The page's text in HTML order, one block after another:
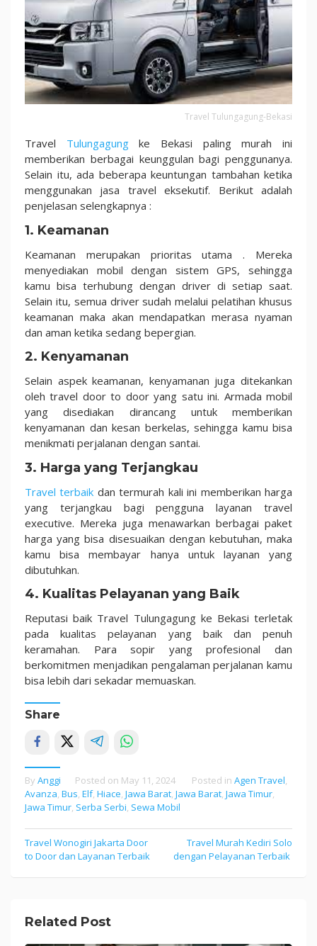
Travel Tulungagung-Bekasi
Travel Tulungagungke Bekasi paling murah ini
memberikan berbagai keunggulan bagi penggunanya.
Selain itu, ada beberapa keuntungan tambahan ketika
menggunakan jasa travel eksekutif. Berikut adalah
penjelasan selengkapnya :
1. Keamanan
Keamanan merupakan prioritas utama . Mereka
menyediakan mobil dengan sistem GPS, sehingga
kamu bisa terhubung dengan driver di setiap saat.
Selain itu, semua driver sudah melalui pelatihan khusus
keamanan maka akan mendapatkan merasa nyaman
dan aman ketika sedang bepergian.
2. Kenyamanan
Selain aspek keamanan, kenyamanan juga ditekankan
oleh travel door to door yang satu ini. Armada mobil
yang disediakan dirancang untuk memberikan
kenyamanan dan kesan berkelas, sehingga kamu bisa
menikmati perjalanan dengan santai.
3. Harga yang Terjangkau
Travel terbaik dan termurah kali ini memberikan harga
yang terjangkau bagi pengguna layanan travel
executive. Mereka juga menawarkan berbagai paket
harga yang bisa disesuaikan dengan kebutuhan, maka
kamu bisa membayar hanya untuk layanan yang
dibutuhkan.
4. Kualitas Pelayanan yang Baik
Reputasi baik Travel Tulungagung ke Bekasi terletak
pada kualitas pelayanan yang baik dan penuh
keramahan. Para sopir yang profesional dan
berkomitmen menjadikan pengalaman perjalanan kamu
bisa lebih dari sekadar memuaskan.
Share
By Anggi Posted on May 11, 2024 Posted in Agen Travel,
Avanza, Bus, Elf, Hiace, Jawa Barat, Jawa Barat, Jawa Timur,
Jawa Timur, Serba Serbi, Sewa Mobil
Post
navigation
Travel Wonogiri Jakarta Door
to Door dan Layanan Terbaik
Travel Murah Kediri Solo
dengan Pelayanan Terbaik
Related Post